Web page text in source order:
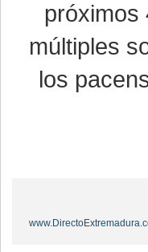
próximos
múltiples
los